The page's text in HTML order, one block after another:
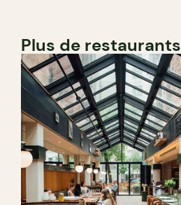
Plus de restaurants